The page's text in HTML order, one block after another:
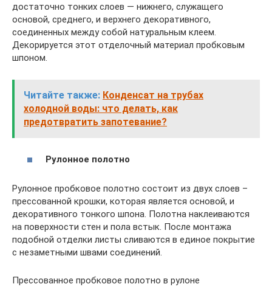
достаточно тонких слоев — нижнего, служащего
основой, среднего, и верхнего декоративного,
соединенных между собой натуральным клеем.
Декорируется этот отделочный материал пробковым
шпоном.
Читайте также: Конденсат на трубах
холодной воды: что делать, как
предотвратить запотевание?
Рулонное полотно
Рулонное пробковое полотно состоит из двух слоев –
прессованной крошки, которая является основой, и
декоративного тонкого шпона. Полотна наклеиваются
на поверхности стен и пола встык. После монтажа
подобной отделки листы сливаются в единое покрытие
с незаметными швами соединений.
Прессованное пробковое полотно в рулоне